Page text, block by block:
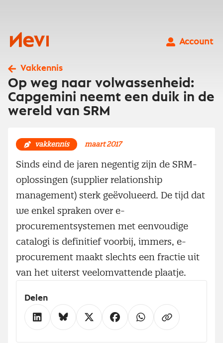
Nevi
Account
Vakkennis
Op weg naar volwassenheid:
Capgemini neemt een duik in de
wereld van SRM
vakkennis maart 2017
Sinds eind de jaren negentig zijn de SRM-
oplossingen (supplier relationship
management) sterk geëvolueerd. De tijd dat
we enkel spraken over e-
procurementsystemen met eenvoudige
catalogi is definitief voorbij, immers, e-
procurement maakt slechts een fractie uit
van het uiterst veelomvattende plaatje.
Delen